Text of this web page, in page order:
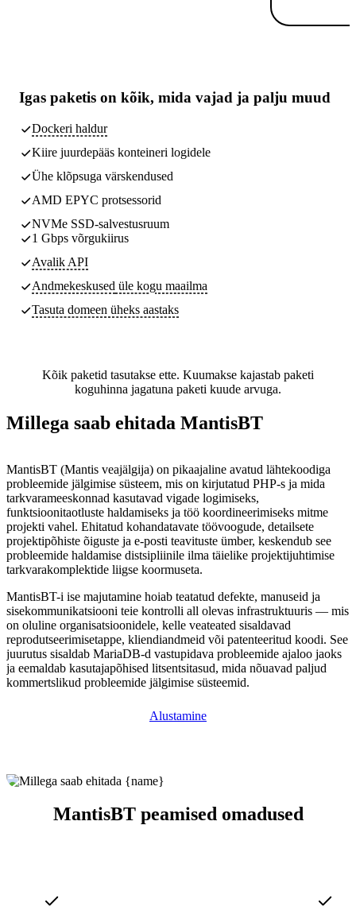
Igas paketis on kõik, mida vajad ja palju muud
Dockeri haldur
Kiire juurdepääs konteineri logidele
Ühe klõpsuga värskendused
AMD EPYC protsessorid
NVMe SSD-salvestusruum
1 Gbps võrgukiirus
Avalik API
Andmekeskused üle kogu maailma
Tasuta domeen üheks aastaks
Kõik paketid tasutakse ette. Kuumakse kajastab paketi
koguhinna jagatuna paketi kuude arvuga.
Millega saab ehitada MantisBT
MantisBT (Mantis veajälgija) on pikaajaline avatud lähtekoodiga
probleemide jälgimise süsteem, mis on kirjutatud PHP-s ja mida
tarkvarameeskonnad kasutavad vigade logimiseks,
funktsioonitaotluste haldamiseks ja töö koordineerimiseks mitme
projekti vahel. Ehitatud kohandatavate töövoogude, detailsete
projektipõhiste õiguste ja e-posti teavituste ümber, keskendub see
probleemide haldamise distsipliinile ilma täielike projektijuhtimise
tarkvarakomplektide liigse koormuseta.
MantisBT-i ise majutamine hoiab teatatud defekte, manuseid ja
sisekommunikatsiooni teie kontrolli all olevas infrastruktuuris — mis
on oluline organisatsioonidele, kelle veateated sisaldavad
reprodutseerimisetappe, kliendiandmeid või patenteeritud koodi. See
juurutus sisaldab MariaDB-d vastupidava probleemide ajaloo jaoks
ja eemaldab kasutajapõhised litsentsitasud, mida nõuavad paljud
kommertslikud probleemide jälgimise süsteemid.
Alustamine
MantisBT peamised omadused